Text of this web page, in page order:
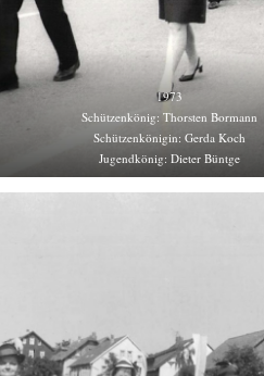
1973
Schützenkönig: Thorsten Bormann
Schützenkönigin: Gerda Koch
Jugendkönig: Dieter Büntge